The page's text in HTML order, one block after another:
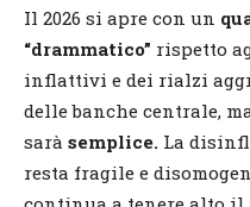
Il 2026 si apre con un
“drammatico” rispetto
inflattivi e dei rialzi
delle banche centrale,
sarà semplice. La
resta fragile e